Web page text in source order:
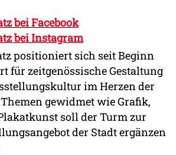
bei Facebook
bei Instagram
positioniert sich seit Beginn
für zeitgenössische Gestaltung
im Herzen der
gewidmet wie Grafik,
soll der Turm zur
der Stadt ergänzen